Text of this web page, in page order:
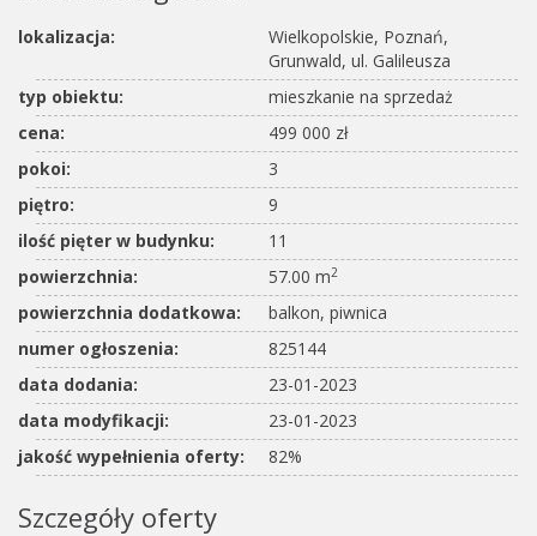
lokalizacja:
Wielkopolskie, Poznań,
Grunwald, ul. Galileusza
typ obiektu:
mieszkanie na sprzedaż
cena:
499 000 zł
pokoi:
3
piętro:
9
ilość pięter w budynku:
11
powierzchnia:
57.00 m2
powierzchnia dodatkowa:
balkon, piwnica
numer ogłoszenia:
825144
data dodania:
23-01-2023
data modyfikacji:
23-01-2023
jakość wypełnienia oferty:
82%
Szczegóły oferty